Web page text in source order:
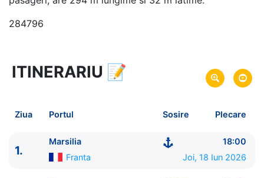
284796
8 zile vacanta de croaziera in
Marea Mediterana de Vest -
Plecare pe 18 Iun 2026 din Marsilia, Franta
MSC Cruises
ITINERARIU 📝
Ziua Portul Sosire Plecare
1.
Marsilia
18:00
Franta
Joi, 18 Iun 2026